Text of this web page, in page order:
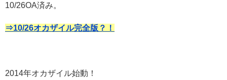
10/26OA済み。
⇒10/26オカザイル完全版？！
2014年オカザイル始動！